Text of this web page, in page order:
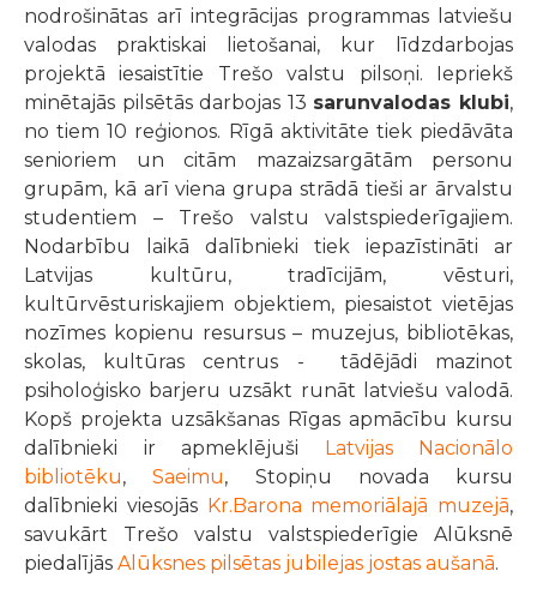
nodrošinātas arī integrācijas programmas latviešu
valodas praktiskai lietošanai, kur līdzdarbojas
projektā iesaistītie Trešo valstu pilsoņi. Iepriekš
minētajās pilsētās darbojas 13 sarunvalodas klubi,
no tiem 10 reģionos. Rīgā aktivitāte tiek piedāvāta
senioriem un citām mazaizsargātām personu
grupām, kā arī viena grupa strādā tieši ar ārvalstu
studentiem – Trešo valstu valstspiederīgajiem.
Nodarbību laikā dalībnieki tiek iepazīstināti ar
Latvijas kultūru, tradīcijām, vēsturi,
kultūrvēsturiskajiem objektiem, piesaistot vietējas
nozīmes kopienu resursus – muzejus, bibliotēkas,
skolas, kultūras centrus - tādējādi mazinot
psiholoģisko barjeru uzsākt runāt latviešu valodā.
Kopš projekta uzsākšanas Rīgas apmācību kursu
dalībnieki ir apmeklējuši Latvijas Nacionālo
bibliotēku,Saeimu, Stopiņu novada kursu
dalībnieki viesojās Kr.Barona memoriālajā muzejā,
savukārt Trešo valstu valstspiederīgie Alūksnē
piedalījās Alūksnes pilsētas jubilejas jostas aušanā.